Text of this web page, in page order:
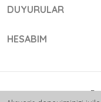
DUYURULAR
HESABIM
Bu